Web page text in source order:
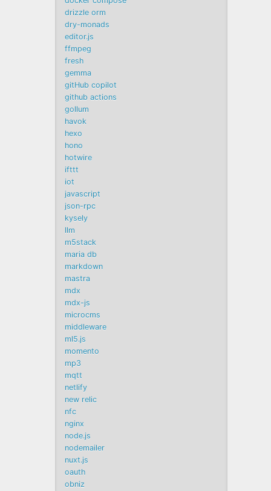
drizzle orm
dry-monads
editor.js
ffmpeg
fresh
gemma
gitHub copilot
github actions
gollum
havok
hexo
hono
hotwire
ifttt
iot
javascript
json-rpc
kysely
llm
m5stack
maria db
markdown
mastra
mdx
mdx-js
microcms
middleware
ml5.js
momento
mp3
mqtt
netlify
new relic
nfc
nginx
node.js
nodemailer
nuxt.js
oauth
obniz